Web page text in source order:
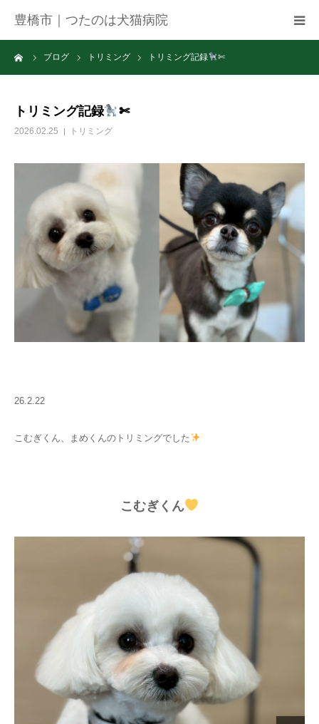
豊橋市｜つたのは犬猫病院
ブログ トリミング トリミング記録 ✄
トリミング記録 ✄
2026.02.25 トリミング
26.2.22
こむぎくん、まめくんのトリミングでした
こむぎくん
病院紹介
お知らせ
ブログ
お問い合わせ